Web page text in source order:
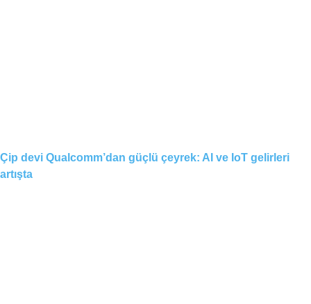
Çip devi Qualcomm’dan güçlü çeyrek: AI ve IoT gelirleri
artışta